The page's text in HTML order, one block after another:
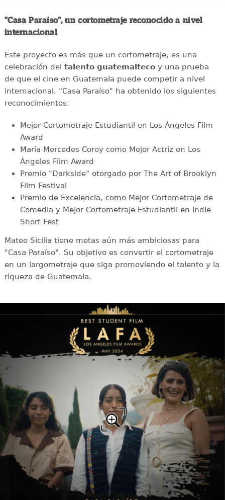
"Casa Paraíso", un cortometraje reconocido a nivel
internacional
Este proyecto es más que un cortometraje, es una
celebración del talento guatemaltecoy una prueba
de que el cine en Guatemala puede competir a nivel
internacional. "Casa Paraíso" ha obtenido los siguientes
reconocimientos:
Mejor Cortometraje Estudiantil en Los Ángeles Film
Award
María Mercedes Coroy como Mejor Actriz en Los
Ángeles Film Award
Premio "Darkside" otorgado por The Art of Brooklyn
Film Festival
Premio de Excelencia, como Mejor Cortometraje de
Comedia y Mejor Cortometraje Estudiantil en Indie
Short Fest
Mateo Sicilia tiene metas aún más ambiciosas para
"Casa Paraíso". Su objetivo es convertir el cortometraje
en un largometraje que siga promoviendo el talento y la
riqueza de Guatemala.